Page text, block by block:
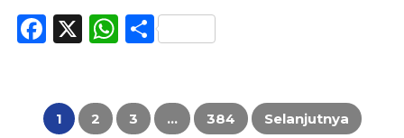
Facebook
X WhatsApp
Share
Paginasi
pos
1 2 3 … 384 Selanjutnya